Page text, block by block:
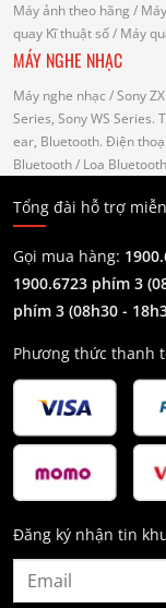
Máy ảnh theo hãng /
quay Kĩ thuật số/ Máy
MÁY NGHE NHẠC
Máy nghe nhạc / Sony
Series, Sony WS Series.
ear, Bluetooth. Điện thoại
Bluetooth/ Loa
Tổng đài hỗ trợ
Gọi mua hàng:
1900.6723 phím 3
phím 3 (08h30 -
Phương thức thanh
Đăng ký nhận tin